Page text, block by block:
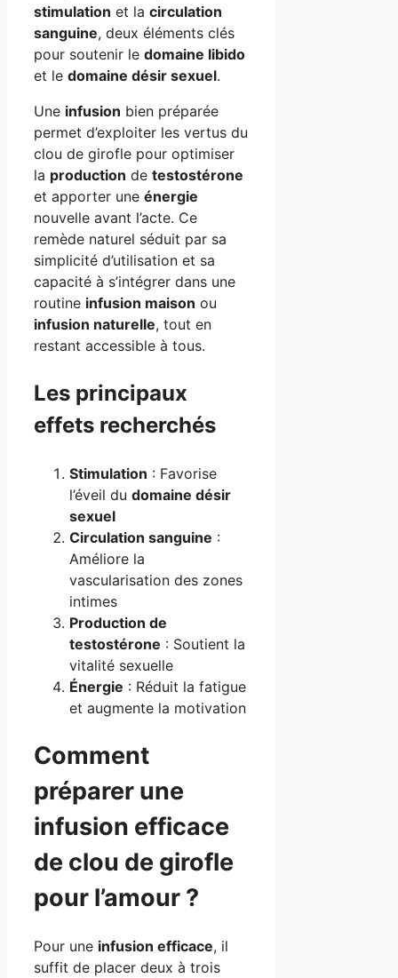
stimulation et la circulation
sanguine, deux éléments clés
pour soutenir le domaine libido
et le domaine désir sexuel.
Une infusion bien préparée
permet d’exploiter les vertus du
clou de girofle pour optimiser
la production de testostérone
et apporter une énergie
nouvelle avant l’acte. Ce
remède naturel séduit par sa
simplicité d’utilisation et sa
capacité à s’intégrer dans une
routine infusion maison ou
infusion naturelle, tout en
restant accessible à tous.
Les principaux
effets recherchés
Stimulation : Favorise
l’éveil du domaine désir
sexuel
Circulation sanguine :
Améliore la
vascularisation des zones
intimes
Production de
testostérone : Soutient la
vitalité sexuelle
Énergie : Réduit la fatigue
et augmente la motivation
Comment
préparer une
infusion efficace
de clou de girofle
pour l’amour ?
Pour une infusion efficace, il
suffit de placer deux à trois